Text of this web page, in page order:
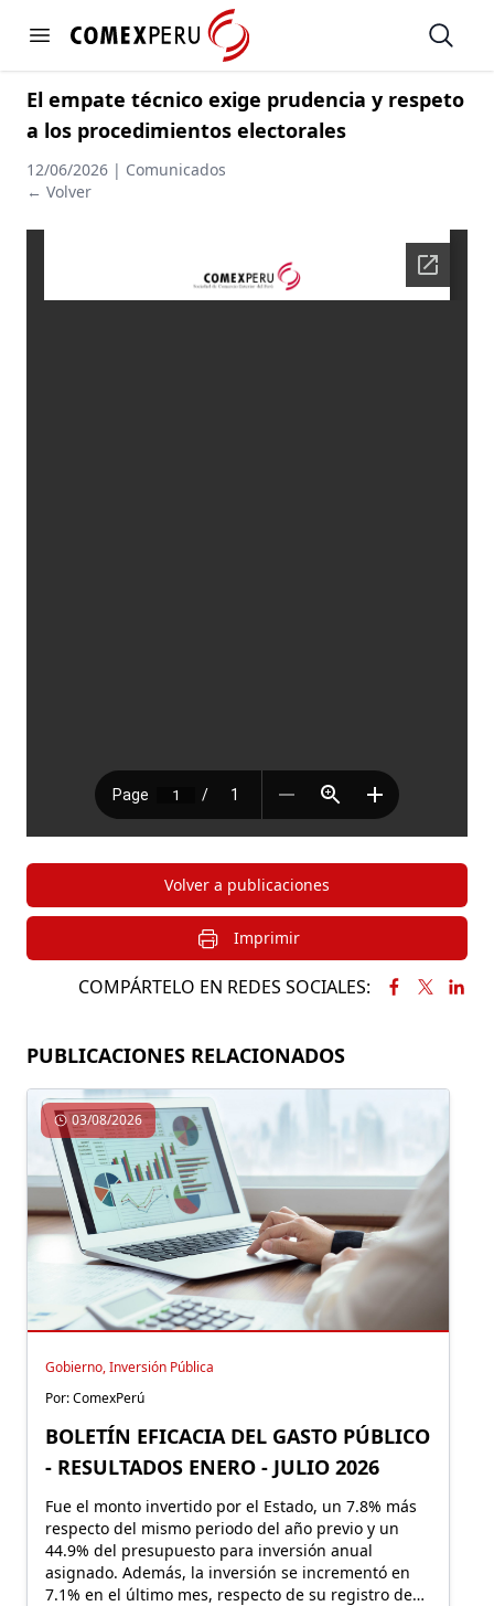
Open menu
https://www.comexperu.org.pe Open
El empate técnico exige prudencia y respeto
a los procedimientos electorales
12/06/2026 | Comunicados
← Volver
Volver a publicaciones
Imprimir
COMPÁRTELO EN REDES SOCIALES:
PUBLICACIONES RELACIONADOS
03/08/2026
Gobierno, Inversión Pública
Por: ComexPerú
BOLETÍN EFICACIA DEL GASTO PÚBLICO
- RESULTADOS ENERO - JULIO 2026
Fue el monto invertido por el Estado, un 7.8% más
respecto del mismo periodo del año previo y un
44.9% del presupuesto para inversión anual
asignado. Además, la inversión se incrementó en
7.1% en el último mes, respecto de su registro de